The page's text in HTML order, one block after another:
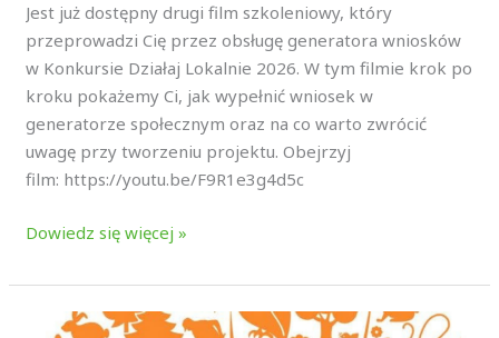
Jest już dostępny drugi film szkoleniowy, który
przeprowadzi Cię przez obsługę generatora wniosków
w Konkursie Działaj Lokalnie 2026. W tym filmie krok po
kroku pokażemy Ci, jak wypełnić wniosek w
generatorze społecznym oraz na co warto zwrócić
uwagę przy tworzeniu projektu. Obejrzyj
film: https://youtu.be/F9R1e3g4d5c
Dowiedz się więcej »
Działaj